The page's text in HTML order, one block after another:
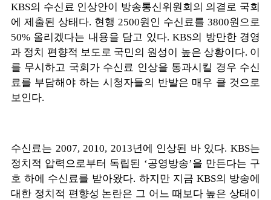
KBS의 수신료 인상안이 방송통신위원회의 의결로 국회
에 제출된 상태다. 현행 2500원인 수신료를 3800원으로
50% 올리겠다는 내용을 담고 있다. KBS의 방만한 경영
과 정치 편향적 보도로 국민의 원성이 높은 상황이다. 이
를 무시하고 국회가 수신료 인상을 통과시킬 경우 수신
료를 부담해야 하는 시청자들의 반발은 매우 클 것으로
보인다.
수신료는 2007, 2010, 2013년에 인상된 바 있다. KBS는
정치적 압력으로부터 독립된 ‘공영방송’을 만든다는 구
호 하에 수신료를 받아왔다. 하지만 지금 KBS의 방송에
대한 정치적 편향성 논란은 그 어느 때보다 높은 상태이